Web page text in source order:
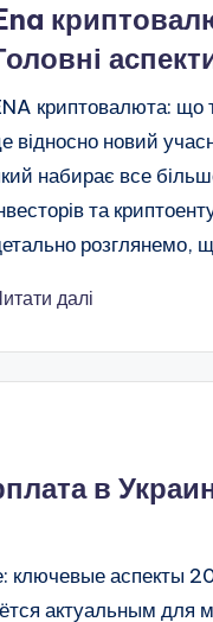
криптовалюта: що
відносно новий
набирає все
та
розглянемо,
далі
в
ключевые аспекты
актуальным для